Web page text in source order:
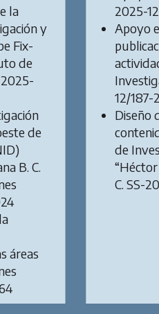
la
y
Fix-
de
de
B. C.
áreas
2025-
Apoyo
12/187-
Diseño
de
“Héctor
C. SS-